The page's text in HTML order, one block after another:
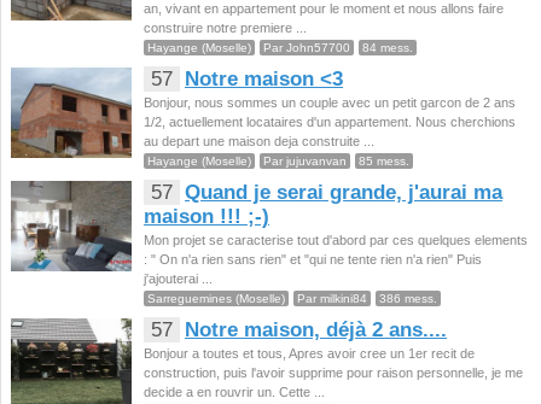
an, vivant en appartement pour le moment et nous allons faire
construire notre premiere ...
Hayange (Moselle) Par John57700 84 mess.
57 Notre maison <3
Bonjour, nous sommes un couple avec un petit garcon de 2 ans
1/2, actuellement locataires d'un appartement. Nous cherchions
au depart une maison deja construite ...
Hayange (Moselle) Par jujuvanvan 85 mess.
57 Quand je serai grande, j'aurai ma
maison !!! ;-)
Mon projet se caracterise tout d'abord par ces quelques elements
: " On n'a rien sans rien" et "qui ne tente rien n'a rien" Puis
j'ajouterai ...
Sarreguemines (Moselle) Par milkini84 386 mess.
57 Notre maison, déjà 2 ans....
Bonjour a toutes et tous, Apres avoir cree un 1er recit de
construction, puis l'avoir supprime pour raison personnelle, je me
decide a en rouvrir un. Cette ...